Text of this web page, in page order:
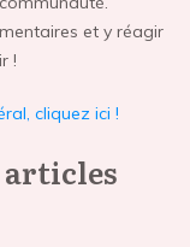
et y réagir
!
cliquez ici !
articles